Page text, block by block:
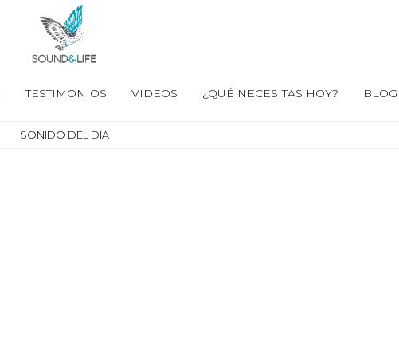
TESTIMONIOS VIDEOS ¿QUÉ NECESITAS HOY? BLOG
SONIDO DEL DIA